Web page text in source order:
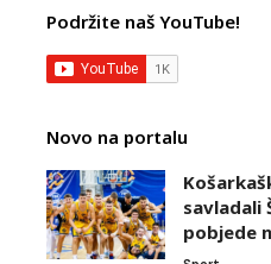
Podržite naš YouTube!
Novo na portalu
savladali
pobjede